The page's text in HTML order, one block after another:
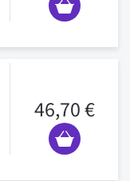
46,70 €